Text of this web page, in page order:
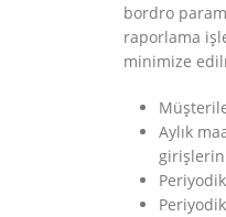
bordro
raporlama
minimize
Aylık